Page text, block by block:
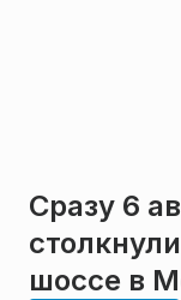
Сразу 6
шоссе в